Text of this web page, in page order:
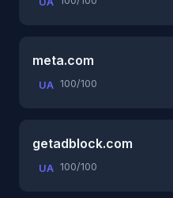
meta.com
UA 100/100
getadblock.com
UA 100/100